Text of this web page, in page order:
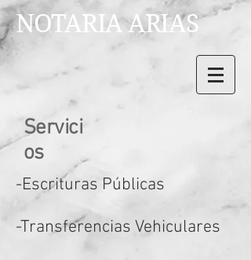
NOTARIA ARIAS
Servici
os
-Escrituras Públicas
-Transferencias Vehiculares